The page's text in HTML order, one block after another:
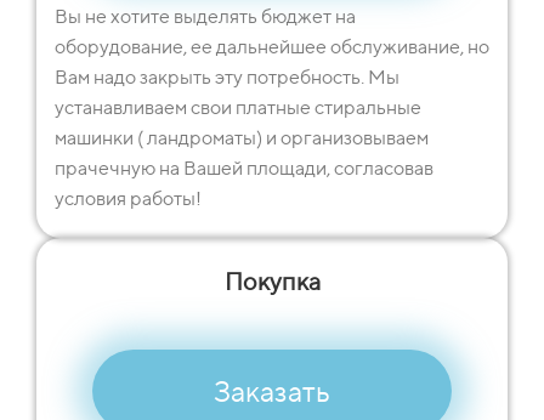
Вы не хотите выделять бюджет на
оборудование, ее дальнейшее обслуживание, но
Вам надо закрыть эту потребность. Мы
устанавливаем свои платные стиральные
машинки ( ландроматы) и организовываем
прачечную на Вашей площади, согласовав
условия работы!
Покупка
Заказать